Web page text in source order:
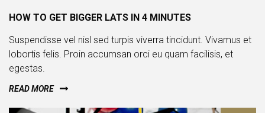
HOW TO GET BIGGER LATS IN 4 MINUTES
Suspendisse vel nisl sed turpis viverra tincidunt. Vivamus et
lobortis felis. Proin accumsan orci eu quam facilisis, et
egestas.
READ MORE